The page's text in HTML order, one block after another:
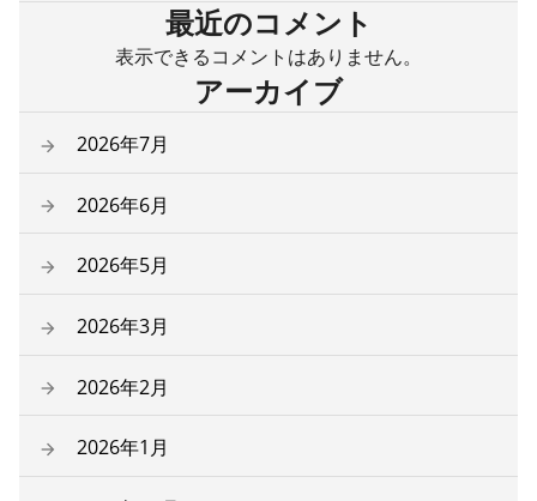
最近のコメント
表示できるコメントはありません。
アーカイブ
2026年7月
2026年6月
2026年5月
2026年3月
2026年2月
2026年1月